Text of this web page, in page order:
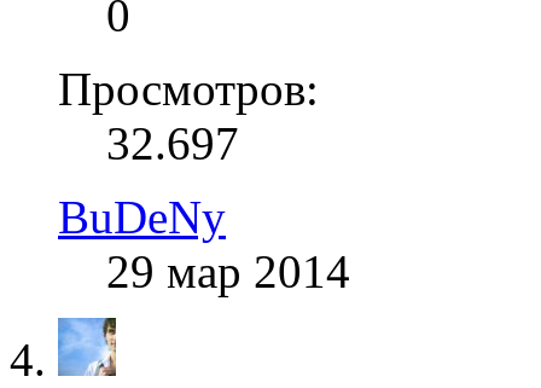
0
Просмотров:
32.697
BuDeNy
29 мар 2014